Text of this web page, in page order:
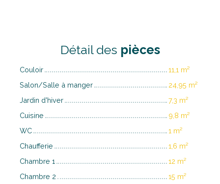
Détail des pièces
Couloir
11,1 m²
Salon/Salle à manger
24,95 m²
Jardin d'hiver
7,3 m²
Cuisine
9,8 m²
WC
1 m²
Chaufferie
1,6 m²
Chambre 1
12 m²
Chambre 2
15 m²